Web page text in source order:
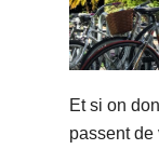
Et si on
passent de